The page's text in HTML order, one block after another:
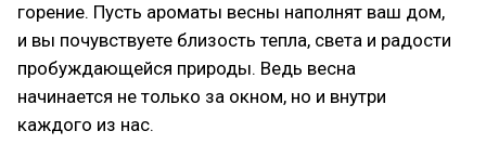
горение. Пусть ароматы весны наполнят ваш дом,
и вы почувствуете близость тепла, света и радости
пробуждающейся природы. Ведь весна
начинается не только за окном, но и внутри
каждого из нас.